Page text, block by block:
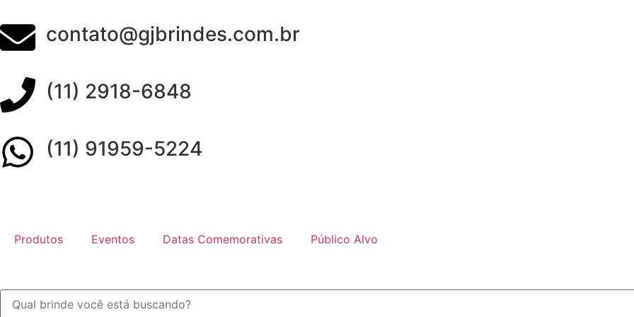
contato@gjbrindes.com.br
(11) 2918-6848
(11) 91959-5224
Produtos Eventos Datas Comemorativas Público Alvo